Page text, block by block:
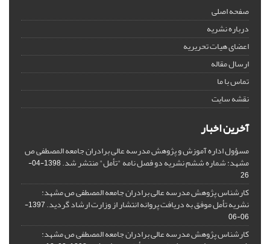
صفحه اصلی
درباره نشریه
اعضای هیات تحریریه
ارسال مقاله
تماس با ما
نقشه سایت
آخرین اخبار
مسؤول اداره آموزش و پژوهش مدرسه عالی برادران جامعه المصطفی ص
مشهد: شماره ششم نشریه دو فصل نامه "تأمل" منتشر شد.
1398-04-
26
کارشناس پژوهش مدرسه عالی برادران جامعه المصطفی ص مشهد:
نشریه تأمل موفق به دریافت پروانه انتشار از وزارت ارشاد گردید.
1397-
06-06
کارشناس پژوهش مدرسه عالی برادران جامعه المصطفی ص مشهد: